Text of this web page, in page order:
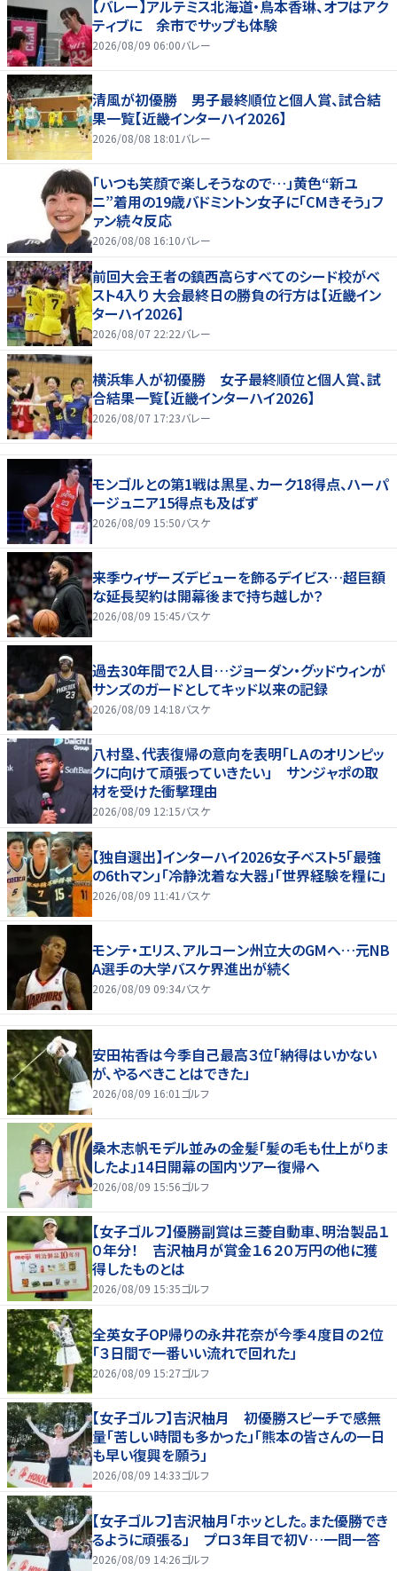
【バレー】アルテミス北海道・鳥本香琳、オフはアク
ティブに 余市でサップも体験
2026/08/09 06:00バレー
清風が初優勝 男子最終順位と個人賞、試合結
果一覧【近畿インターハイ2026】
2026/08/08 18:01 バレー
「いつも笑顔で楽しそうなので…」黄色“新ユ
ニ”着用の19歳バドミントン女子に「CMきそう」フ
ァン続々反応
2026/08/08 16:10バレー
前回大会王者の鎮西高らすべてのシード校がベ
スト4入り 大会最終日の勝負の行方は【近畿イン
ターハイ2026】
2026/08/07 22:22バレー
横浜隼人が初優勝 女子最終順位と個人賞、試
合結果一覧【近畿インターハイ2026】
2026/08/07 17:23バレー
モンゴルとの第1戦は黒星、カーク18得点、ハーパ
ージュニア15得点も及ばず
2026/08/09 15:50バスケ
来季ウィザーズデビューを飾るデイビス…超巨額
な延長契約は開幕後まで持ち越しか？
2026/08/09 15:45バスケ
過去30年間で2人目…ジョーダン・グッドウィンが
サンズのガードとしてキッド以来の記録
2026/08/09 14:18バスケ
八村塁、代表復帰の意向を表明「ＬＡのオリンピッ
クに向けて頑張っていきたい」 サンジャポの取
材を受けた衝撃理由
2026/08/09 12:15バスケ
【独自選出】インターハイ2026女子ベスト5「最強
の6thマン」「冷静沈着な大器」「世界経験を糧に」
2026/08/09 11:41 バスケ
モンテ・エリス、アルコーン州立大のGMへ…元NB
A選手の大学バスケ界進出が続く
2026/08/09 09:34バスケ
安田祐香は今季自己最高３位「納得はいかない
が、やるべきことはできた」
2026/08/09 16:01 ゴルフ
桑木志帆モデル並みの金髪「髪の毛も仕上がりま
したよ」14日開幕の国内ツアー復帰へ
2026/08/09 15:56ゴルフ
【女子ゴルフ】優勝副賞は三菱自動車、明治製品１
０年分！ 吉沢柚月が賞金１６２０万円の他に獲
得したものとは
2026/08/09 15:35ゴルフ
全英女子OP帰りの永井花奈が今季４度目の２位
「３日間で一番いい流れで回れた」
2026/08/09 15:27ゴルフ
【女子ゴルフ】吉沢柚月 初優勝スピーチで感無
量「苦しい時間も多かった」「熊本の皆さんの一日
も早い復興を願う」
2026/08/09 14:33ゴルフ
【女子ゴルフ】吉沢柚月「ホッとした。また優勝でき
るように頑張る」 プロ３年目で初Ｖ…一問一答
2026/08/09 14:26ゴルフ